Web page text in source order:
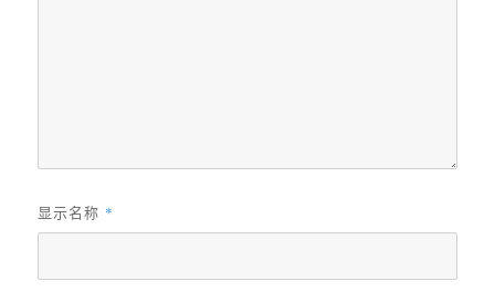
显示名称 *